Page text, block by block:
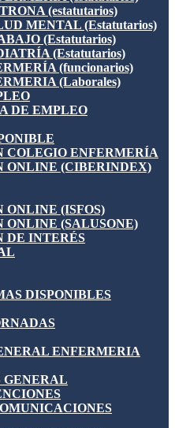
(estatutarios)
MENTAL (Estatutarios)
(Estatutarios)
(Estatutarios)
(funcionarios)
(Laborales)
DE EMPLEO
COLEGIO ENFERMERÍA
ONLINE (CIBERINDEX)
ONLINE (ISFOS)
ONLINE (SALUSONE)
DE INTERÉS
DISPONIBLES
ENFERMERIA
GENERAL